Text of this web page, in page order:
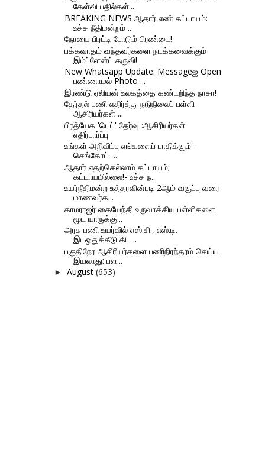
கேள்வி பதில்கள்...
BREAKING NEWS ஆதார் எண் கட்டாயம்:
உச்ச நீதிமன்றம் ...
நோயை பிரட்டி போடும் பிரண்டை!
பக்கவாதம் வந்தவர்களை நடக்கவைக்கும்
இம்ப்ளேன்ட் கருவி!
New Whatsapp Update: Messageஐ Open
பண்ணாமல் Photo ...
இரண்டு ஏலியன் உலகத்தை கண்டறிந்த நாசா!
தேர்தல் பணி எதிர்த்து நடுநிலைப் பள்ளி
ஆசிரியர்கள் ...
பிரத்யேக 'டெட்' தேர்வு :ஆசிரியர்கள்
எதிர்பார்ப்பு
உங்கள் அறிவிப்பு எங்களைப் பாதிக்கும்' -
செங்கோட்ட...
ஆதார் எதற்கெல்லாம் கட்டாயம்;
கட்டாயமில்லை!- உச்ச ந...
உயர்நீதிமன்ற உத்தரவின்படி 2ஆம் வகுப்பு வரை
மாணவர்க...
காமராஜர் கையேந்தி உருவாக்கிய பள்ளிகளை
மூட யாருக்கு...
அரசு பணி உயர்வில் எஸ்.சி., எஸ்.டி.
இடஒதுக்கீடு கிட...
பகுதிநேர ஆசிரியர்களை பணிநிரந்தரம் செய்ய
இயலாது: பள...
► August (653)